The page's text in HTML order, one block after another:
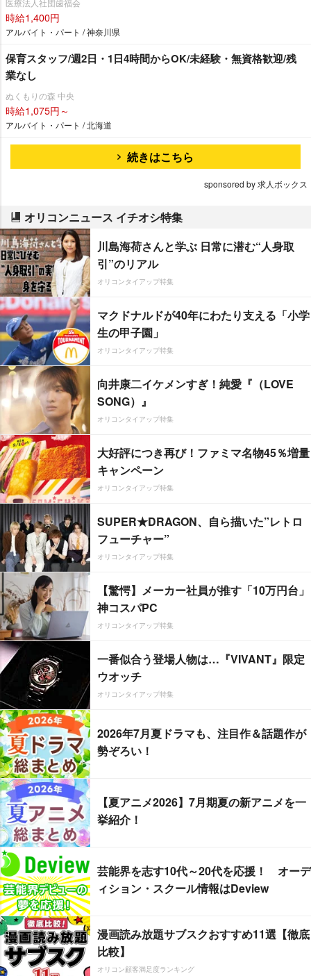
医療法人社団歯福会
時給1,400円
アルバイト・パート / 神奈川県
保育スタッフ/週2日・1日4時間からOK/未経験・無資格歓迎/残
業なし
ぬくもりの森 中央
時給1,075円～
アルバイト・パート / 北海道
続きはこちら
sponsored by 求人ボックス
オリコンニュース イチオシ特集
川島海荷さんと学ぶ 日常に潜む“人身取
引”のリアル
オリコンタイアップ特集
マクドナルドが40年にわたり支える「小学
生の甲子園」
オリコンタイアップ特集
向井康二イケメンすぎ！純愛『（LOVE
SONG）』
オリコンタイアップ特集
大好評につき再び！ファミマ名物45％増量
キャンペーン
オリコンタイアップ特集
SUPER★DRAGON、自ら描いた”レトロ
フューチャー”
オリコンタイアップ特集
【驚愕】メーカー社員が推す「10万円台」
神コスパPC
オリコンタイアップ特集
一番似合う登場人物は…『VIVANT』限定
ウオッチ
オリコンタイアップ特集
2026年7月夏ドラマも、注目作＆話題作が
勢ぞろい！
【夏アニメ2026】7月期夏の新アニメを一
挙紹介！
芸能界を志す10代～20代を応援！ オーデ
ィション・スクール情報はDeview
漫画読み放題サブスクおすすめ11選【徹底
比較】
オリコン顧客満足度ランキング